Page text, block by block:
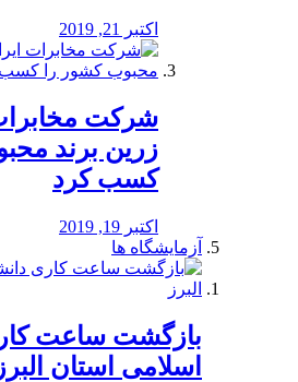
اکتبر 21, 2019
شرکت
زرین برند
کسب کرد
اکتبر 19, 2019
آزمایشگاه ها
بازگشت ساعت
اسلامی استان البرز